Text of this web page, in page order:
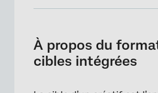
Ajout d’une cible intégrée à
retour d’information
réactif
À propos du
cibles intégrées